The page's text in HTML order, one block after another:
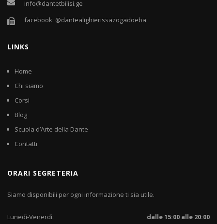
info@dantetbilisi.ge
facebook: @dantealighierissazogadoeba
LINKS
Home
Chi siamo
Corsi
Blog
Scuola d’Arte della Dante
Contatti
ORARI SEGRETERIA
Siamo disponibili per ogni informazione ti sia utile.
Lunedì-Venerdì: dalle 15:00 alle 20:00